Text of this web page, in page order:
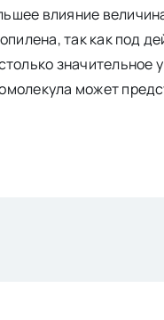
влияние
так как под
значительное
может